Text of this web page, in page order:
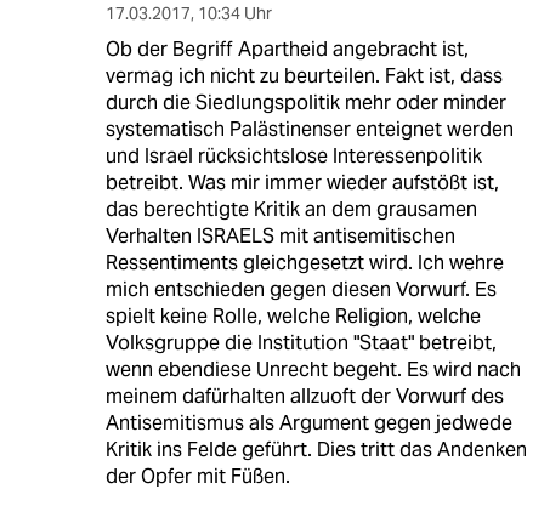
17.03.2017, 10:34 Uhr
Ob der Begriff Apartheid angebracht ist,
vermag ich nicht zu beurteilen. Fakt ist, dass
durch die Siedlungspolitik mehr oder minder
systematisch Palästinenser enteignet werden
und Israel rücksichtslose Interessenpolitik
betreibt. Was mir immer wieder aufstößt ist,
das berechtigte Kritik an dem grausamen
Verhalten ISRAELS mit antisemitischen
Ressentiments gleichgesetzt wird. Ich wehre
mich entschieden gegen diesen Vorwurf. Es
spielt keine Rolle, welche Religion, welche
Volksgruppe die Institution "Staat" betreibt,
wenn ebendiese Unrecht begeht. Es wird nach
meinem dafürhalten allzuoft der Vorwurf des
Antisemitismus als Argument gegen jedwede
Kritik ins Felde geführt. Dies tritt das Andenken
der Opfer mit Füßen.